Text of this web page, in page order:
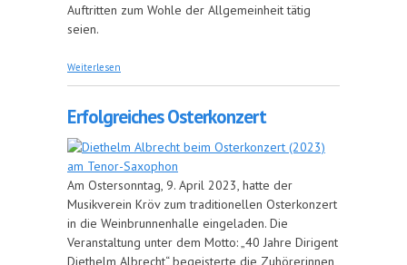
Auftritten zum Wohle der Allgemeinheit tätig
seien.
Weiterlesen
Erfolgreiches Osterkonzert
Am Ostersonntag, 9. April 2023, hatte der
Musikverein Kröv zum traditionellen Osterkonzert
in die Weinbrunnenhalle eingeladen. Die
Veranstaltung unter dem Motto: „40 Jahre Dirigent
Diethelm Albrecht“ begeisterte die Zuhörerinnen